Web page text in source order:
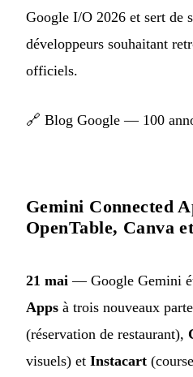
Google I/O 2026 et sert de
développeurs souhaitant
officiels.
🔗 Blog Google — 100
Gemini Connected
OpenTable, Canva
21 mai — Google Gemini
Apps à trois nouveaux
(réservation de restaurant),
visuels) et Instacart